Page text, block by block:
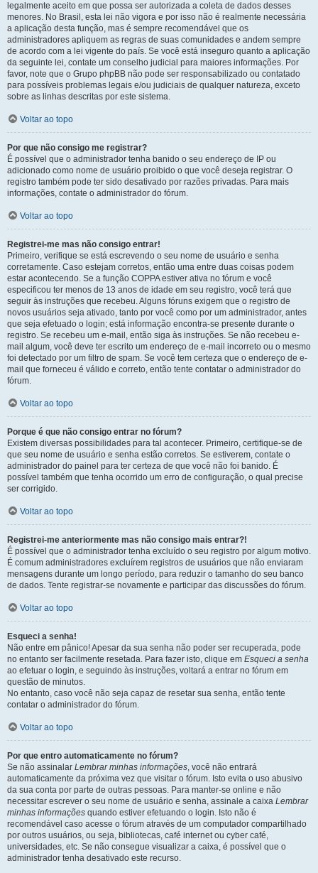
legalmente aceito em que possa ser autorizada a coleta de dados desses
menores. No Brasil, esta lei não vigora e por isso não é realmente necessária
a aplicação desta função, mas é sempre recomendável que os
administradores apliquem as regras de suas comunidades e andem sempre
de acordo com a lei vigente do país. Se você está inseguro quanto a aplicação
da seguinte lei, contate um conselho judicial para maiores informações. Por
favor, note que o Grupo phpBB não pode ser responsabilizado ou contatado
para possíveis problemas legais e/ou judiciais de qualquer natureza, exceto
sobre as linhas descritas por este sistema.
Voltar ao topo
Por que não consigo me registrar?
É possível que o administrador tenha banido o seu endereço de IP ou
adicionado como nome de usuário proibido o que você deseja registrar. O
registro também pode ter sido desativado por razões privadas. Para mais
informações, contate o administrador do fórum.
Voltar ao topo
Registrei-me mas não consigo entrar!
Primeiro, verifique se está escrevendo o seu nome de usuário e senha
corretamente. Caso estejam corretos, então uma entre duas coisas podem
estar acontecendo. Se a função COPPA estiver ativa no fórum e você
especificou ter menos de 13 anos de idade em seu registro, você terá que
seguir às instruções que recebeu. Alguns fóruns exigem que o registro de
novos usuários seja ativado, tanto por você como por um administrador, antes
que seja efetuado o login; está informação encontra-se presente durante o
registro. Se recebeu um e-mail, então siga às instruções. Se não recebeu e-
mail algum, você deve ter escrito um endereço de e-mail incorreto ou o mesmo
foi detectado por um filtro de spam. Se você tem certeza que o endereço de e-
mail que forneceu é válido e correto, então tente contatar o administrador do
fórum.
Voltar ao topo
Porque é que não consigo entrar no fórum?
Existem diversas possibilidades para tal acontecer. Primeiro, certifique-se de
que seu nome de usuário e senha estão corretos. Se estiverem, contate o
administrador do painel para ter certeza de que você não foi banido. É
possível também que tenha ocorrido um erro de configuração, o qual precise
ser corrigido.
Voltar ao topo
Registrei-me anteriormente mas não consigo mais entrar?!
É possível que o administrador tenha excluído o seu registro por algum motivo.
É comum administradores excluírem registros de usuários que não enviaram
mensagens durante um longo período, para reduzir o tamanho do seu banco
de dados. Tente registrar-se novamente e participar das discussões do fórum.
Voltar ao topo
Esqueci a senha!
Não entre em pânico! Apesar da sua senha não poder ser recuperada, pode
no entanto ser facilmente resetada. Para fazer isto, clique em Esqueci a senha
ao efetuar o login, e seguindo às instruções, voltará a entrar no fórum em
questão de minutos.
No entanto, caso você não seja capaz de resetar sua senha, então tente
contatar o administrador do fórum.
Voltar ao topo
Por que entro automaticamente no fórum?
Se não assinalar Lembrar minhas informações, você não entrará
automaticamente da próxima vez que visitar o fórum. Isto evita o uso abusivo
da sua conta por parte de outras pessoas. Para manter-se online e não
necessitar escrever o seu nome de usuário e senha, assinale a caixa Lembrar
minhas informações quando estiver efetuando o login. Isto não é
recomendável caso acesse o fórum através de um computador compartilhado
por outros usuários, ou seja, bibliotecas, café internet ou cyber café,
universidades, etc. Se não consegue visualizar a caixa, é possível que o
administrador tenha desativado este recurso.